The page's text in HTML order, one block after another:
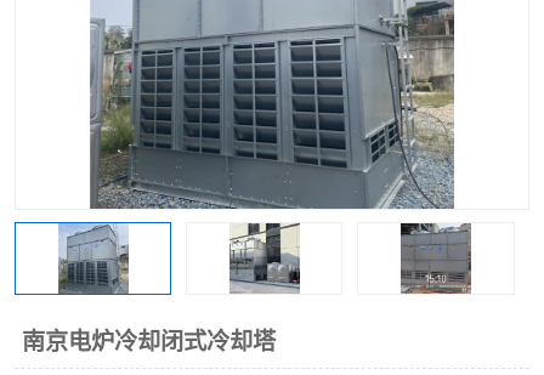
南京电炉冷却闭式冷却塔